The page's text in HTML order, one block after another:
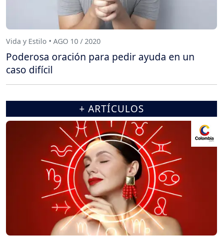
Vida y Estilo • AGO 10 / 2020
Poderosa oración para pedir ayuda en un
caso difícil
+ ARTÍCULOS